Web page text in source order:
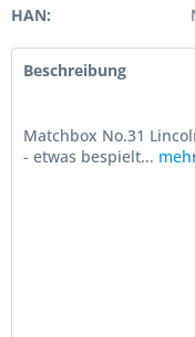
HAN:
Beschreibung
Matchbox No.31
- etwas bespielt...